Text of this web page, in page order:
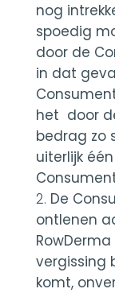
nog
spoedig
door de
in dat
het door
bedrag zo
uiterlijk
De
ontlenen
vergissing
komt,